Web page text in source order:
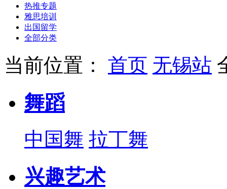
热推专题
雅思培训
出国留学
全部分类
当前位置： 首页 无锡站
舞蹈
中国舞 拉丁舞
兴趣艺术